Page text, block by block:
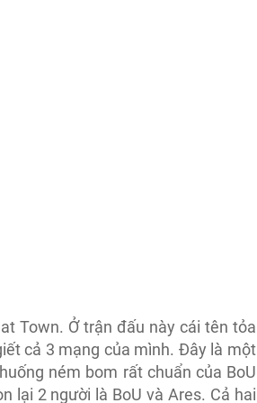
Town. Ở trận đấu này cái tên tỏa
cả 3 mạng của mình. Đây là một
ném bom rất chuẩn của BoU
lại 2 người là BoU và Ares. Cả hai